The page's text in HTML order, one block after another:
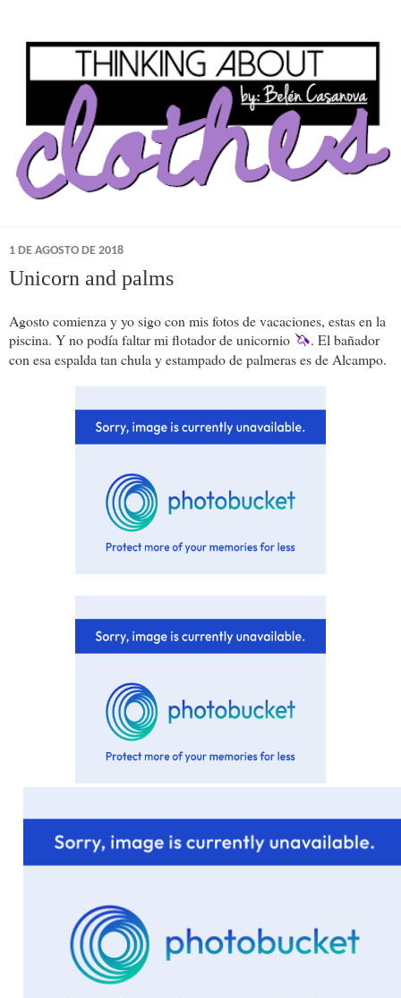
1 DE AGOSTO DE 2018
Unicorn and palms
Agosto comienza y yo sigo con mis fotos de vacaciones, estas en la
piscina. Y no podía faltar mi flotador de unicornio 🦄. El bañador
con esa espalda tan chula y estampado de palmeras es de Alcampo.